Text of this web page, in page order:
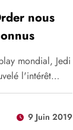
nous
mondial, Jedi
l'intérêt…
9 Juin 2019